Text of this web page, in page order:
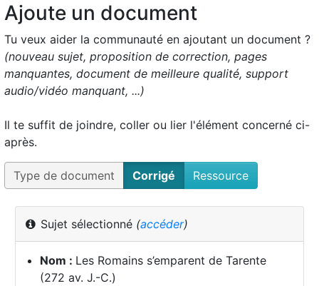
Ajoute un document
Tu veux aider la communauté en ajoutant un document ?
(nouveau sujet, proposition de correction, pages
manquantes, document de meilleure qualité, support
audio/vidéo manquant, ...)
Il te suffit de joindre, coller ou lier l'élément concerné ci-
après.
Type de document Corrigé Ressource
Sujet sélectionné (accéder)
Nom : Les Romains s’emparent de Tarente
(272 av. J.-C.)